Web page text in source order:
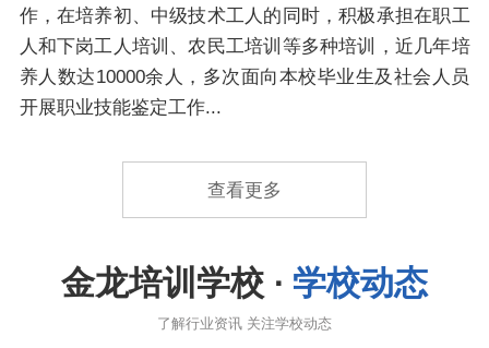
作，在培养初、中级技术工人的同时，积极承担在职工
人和下岗工人培训、农民工培训等多种培训，近几年培
养人数达10000余人，多次面向本校毕业生及社会人员
开展职业技能鉴定工作...
查看更多
金龙培训学校 · 学校动态
了解行业资讯 关注学校动态